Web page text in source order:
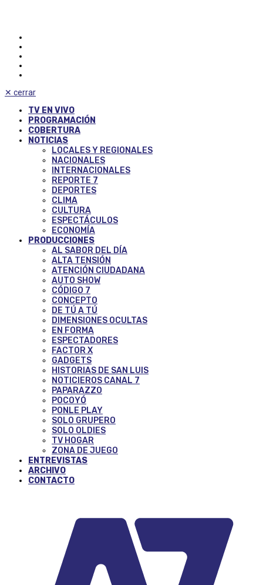
✕ cerrar
TV EN VIVO
PROGRAMACIÓN
COBERTURA
NOTICIAS
LOCALES Y REGIONALES
NACIONALES
INTERNACIONALES
REPORTE 7
DEPORTES
CLIMA
CULTURA
ESPECTÁCULOS
ECONOMÍA
PRODUCCIONES
AL SABOR DEL DÍA
ALTA TENSIÓN
ATENCIÓN CIUDADANA
AUTO SHOW
CÓDIGO 7
CONCEPTO
DE TÚ A TÚ
DIMENSIONES OCULTAS
EN FORMA
ESPECTADORES
FACTOR X
GADGETS
HISTORIAS DE SAN LUIS
NOTICIEROS CANAL 7
PAPARAZZO
POCOYÓ
PONLE PLAY
SOLO GRUPERO
SOLO OLDIES
TV HOGAR
ZONA DE JUEGO
ENTREVISTAS
ARCHIVO
CONTACTO